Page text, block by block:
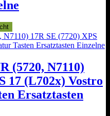
(5720, N7110)
17 (L702x) Vostro
Ersatztasten